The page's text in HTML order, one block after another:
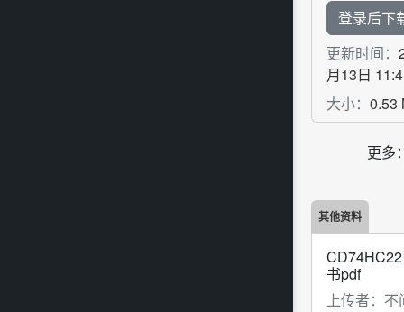
登录后下
更新时间：
月13日
大小： 0.53
更多
其他资料
书pdf
上传者： 不